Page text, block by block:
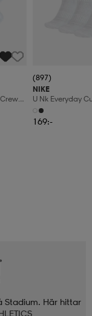
(897)
NIKE
U Nk Everyday
3pr
169:-
Stadium. Här hittar